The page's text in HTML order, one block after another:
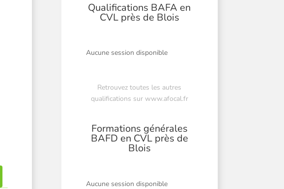
Qualifications BAFA en
CVL près de Blois
Aucune session disponible
Retrouvez toutes les autres
qualifications sur www.afocal.fr
Formations générales
BAFD en CVL près de
Blois
Aucune session disponible